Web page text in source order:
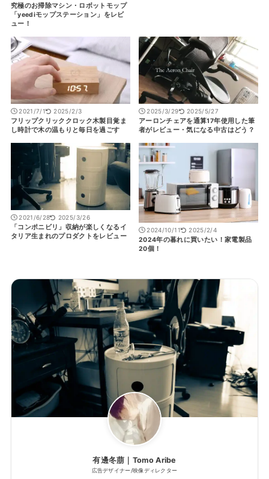
究極のお掃除マシン・ロボットモップ
「yeediモップステーション」をレビ
ュー！
2021/7/1 2025/2/3
フリップクリッククロック木製目覚ま
し時計で木の温もりと毎日を過ごす
2025/3/29 2025/5/27
アーロンチェアを通算17年使用した筆
者がレビュー・気になる中古はどう？
2021/6/28 2025/3/26
「コンポニビリ」収納が楽しくなるイ
タリア生まれのプロダクトをレビュー
2024/10/11 2025/2/4
2024年の暮れに買いたい！家電製品
20個！
有邊冬萠｜Tomo Aribe
広告デザイナー/映像ディレクター